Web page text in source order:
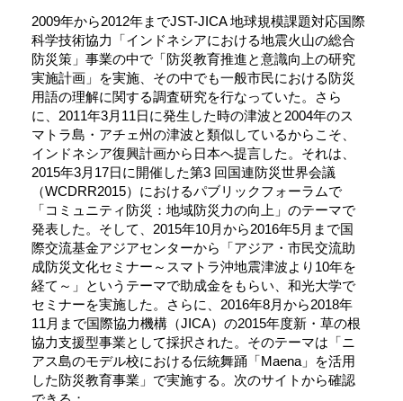
2009年から2012年までJST-JICA 地球規模課題対応国際
科学技術協力「インドネシアにおける地震火山の総合
防災策」事業の中で「防災教育推進と意識向上の研究
実施計画」を実施、その中でも一般市民における防災
用語の理解に関する調査研究を行なっていた。さら
に、2011年3月11日に発生した時の津波と2004年のス
マトラ島・アチェ州の津波と類似しているからこそ、
インドネシア復興計画から日本へ提言した。それは、
2015年3月17日に開催した第3 回国連防災世界会議
（WCDRR2015）におけるパブリックフォーラムで
「コミュニティ防災：地域防災力の向上」のテーマで
発表した。そして、2015年10月から2016年5月まで国
際交流基金アジアセンターから「アジア・市民交流助
成防災文化セミナー～スマトラ沖地震津波より10年を
経て～」というテーマで助成金をもらい、和光大学で
セミナーを実施した。さらに、2016年8月から2018年
11月まで国際協力機構（JICA）の2015年度新・草の根
協力支援型事業として採択された。そのテーマは「ニ
アス島のモデル校における伝統舞踊「Maena」を活用
した防災教育事業」で実施する。次のサイトから確認